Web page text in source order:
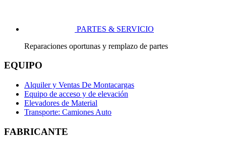
PARTES & SERVICIO
Reparaciones oportunas y remplazo de partes
EQUIPO
Alquiler y Ventas De Montacargas
Equipo de acceso y de elevación
Elevadores de Material
Transporte: Camiones Auto
FABRICANTE